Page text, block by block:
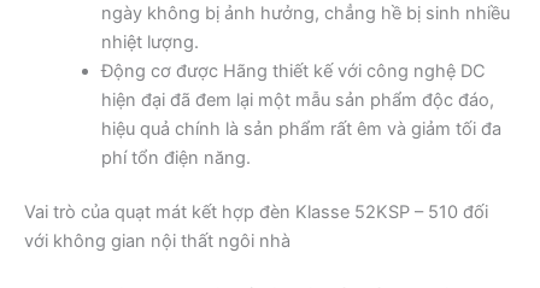
ngày không bị ảnh hưởng, chẳng hề bị sinh nhiều
nhiệt lượng.
Động cơ được Hãng thiết kế với công nghệ DC
hiện đại đã đem lại một mẫu sản phẩm độc đáo,
hiệu quả chính là sản phẩm rất êm và giảm tối đa
phí tổn điện năng.
Vai trò của quạt mát kết hợp đèn Klasse 52KSP – 510 đối
với không gian nội thất ngôi nhà